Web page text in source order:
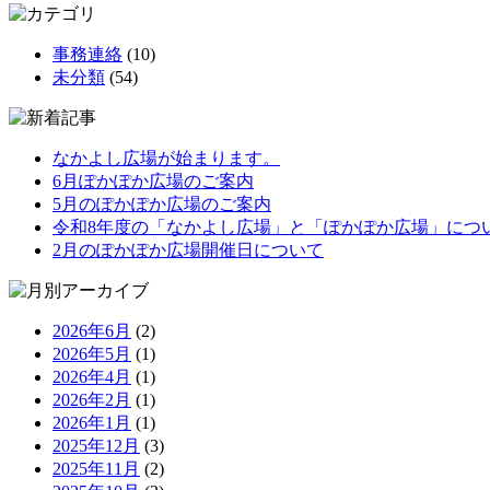
事務連絡 (10)
未分類 (54)
なかよし広場が始まります。
6月ぽかぽか広場のご案内
5月のぽかぽか広場のご案内
令和8年度の「なかよし広場」と「ぽかぽか広場」につ
2月のぽかぽか広場開催日について
2026年6月 (2)
2026年5月 (1)
2026年4月 (1)
2026年2月 (1)
2026年1月 (1)
2025年12月 (3)
2025年11月 (2)